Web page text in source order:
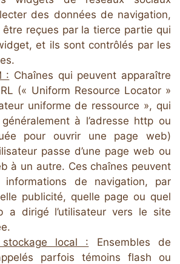
des données de navigation,
être reçues par la tierce partie qui
et ils sont contrôlés par les
: Chaînes qui peuvent apparaître
(« Uniform Resource Locator »
uniforme de ressource », qui
à l’adresse http ou
pour ouvrir une page web)
passe d’une page web ou
à un autre. Ces chaînes peuvent
de navigation, par
publicité, quelle page ou quel
a dirigé l’utilisateur vers le site
local : Ensembles de
parfois témoins flash ou